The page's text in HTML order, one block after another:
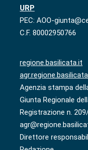
URP
PEC: AOO-
C.F. 80002950766
regione.basilicata.it
Agenzia stampa
Giunta Regionale
Registrazione n.
Direttore